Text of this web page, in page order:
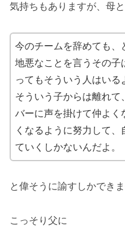
気持ちもありますが、母
今のチームを辞めても、
地悪なことを言うその子
ってもそういう人はいる
そういう子からは離れて
バーに声を掛けて仲よく
くなるように努力して、
ていくしかないんだよ。
と偉そうに諭すしかできま
こっそり父に